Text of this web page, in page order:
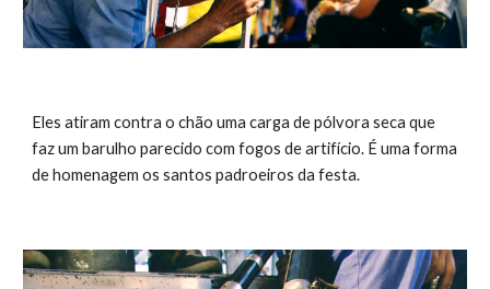
Eles atiram contra o chão uma carga de pólvora seca que
faz um barulho parecido com fogos de artifício. É uma forma
de homenagem os santos padroeiros da festa.